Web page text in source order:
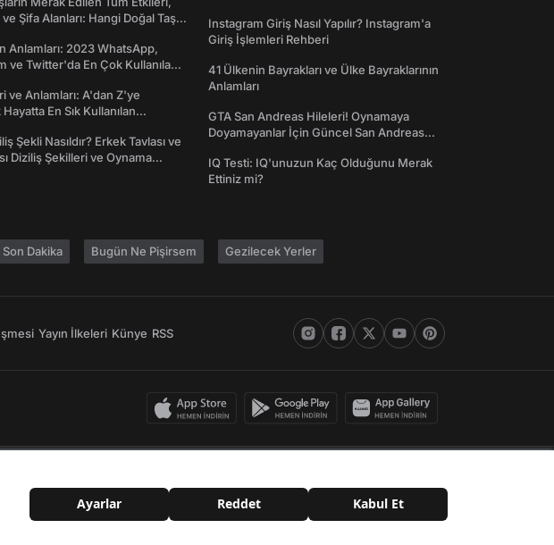
Şifa Alanları: Hangi Doğal Taş
Anlamları: 2023 WhatsApp,
ve Twitter'da En Çok Kullanılan
ve Anlamları: A'dan Z'ye
En Sık Kullanılan
Şekli Nasıldır? Erkek Tavlası ve
Diziliş Şekilleri ve Oynama
Instagram Giriş Nasıl Yapılır? Instagram'a
Giriş İşlemleri Rehberi
41 Ülkenin Bayrakları ve Ülke Bayraklarının
Anlamları
GTA San Andreas Hileleri! Oynamaya
Doyamayanlar İçin Güncel San Andreas
IQ Testi: IQ'unuzun Kaç Olduğunu Merak
Ettiniz mi?
Son Dakika Bugün Ne Pişirsem Gezilecek Yerler
Yayın İlkeleri Künye RSS